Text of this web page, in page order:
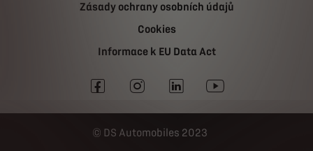
Zásady ochrany osobních údajů
Cookies
Informace k EU Data Act
DS Automobiles 2023